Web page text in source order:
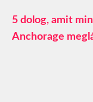
5 dolog, amit
Anchorage